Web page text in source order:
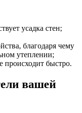
усадка стен;
благодаря чему
утеплении;
происходит быстро.
вашей